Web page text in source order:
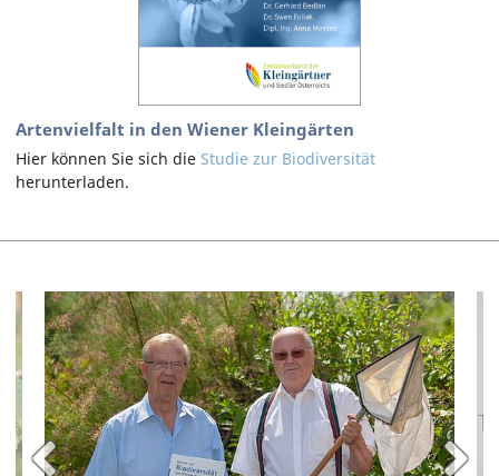
Artenvielfalt in den Wiener Kleingärten
Hier können Sie sich die Studie zur Biodiversität
herunterladen.